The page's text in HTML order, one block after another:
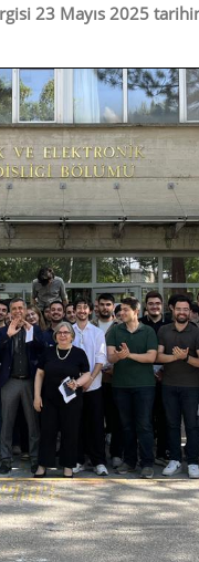
23 Mayıs 2025